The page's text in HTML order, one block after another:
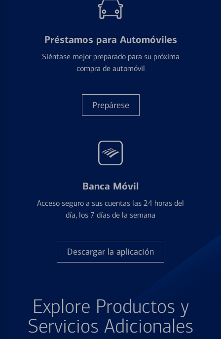
Préstamos para Automóviles
Siéntase mejor preparado para su próxima
compra de automóvil
Prepárese
Banca Móvil
Acceso seguro a sus cuentas las 24 horas del
día, los 7 días de la semana
Descargar la aplicación
Explore Productos y
Servicios Adicionales